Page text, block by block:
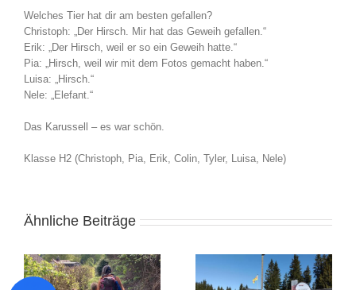
Welches Tier hat dir am besten gefallen?
Christoph: „Der Hirsch. Mir hat das Geweih gefallen.“
Erik: „Der Hirsch, weil er so ein Geweih hatte.“
Pia: „Hirsch, weil wir mit dem Fotos gemacht haben.“
Luisa: „Hirsch.“
Nele: „Elefant.“
Das Karussell – es war schön.
Klasse H2 (Christoph, Pia, Erik, Colin, Tyler, Luisa, Nele)
Ähnliche Beiträge